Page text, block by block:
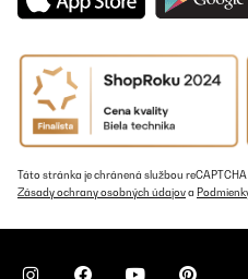
Das Bild ist schön
bischen zu kompliziert.
Preložiť
Táto stránka je chránená službou
Zásady ochrany osobných údajova